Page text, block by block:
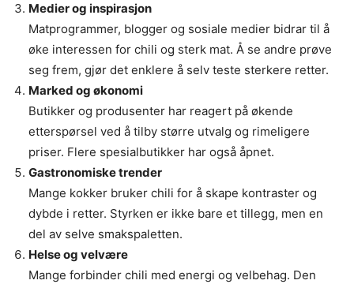
Medier og inspirasjon
Matprogrammer, blogger og sosiale medier bidrar til å
øke interessen for chili og sterk mat. Å se andre prøve
seg frem, gjør det enklere å selv teste sterkere retter.
Marked og økonomi
Butikker og produsenter har reagert på økende
etterspørsel ved å tilby større utvalg og rimeligere
priser. Flere spesialbutikker har også åpnet.
Gastronomiske trender
Mange kokker bruker chili for å skape kontraster og
dybde i retter. Styrken er ikke bare et tillegg, men en
del av selve smakspaletten.
Helse og velvære
Mange forbinder chili med energi og velbehag. Den